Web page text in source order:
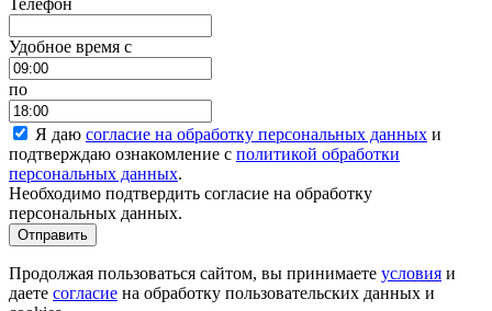
Удобное время c
по
Я даю согласие на обработку персональных данных и
подтверждаю ознакомление с политикой обработки
персональных данных.
Необходимо подтвердить согласие на обработку
персональных данных.
Отправить
Продолжая пользоваться сайтом, вы принимаете условия и
даете согласие на обработку пользовательских данных и